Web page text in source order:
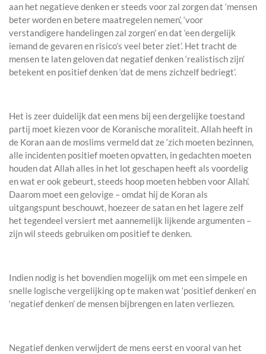
aan het negatieve denken er steeds voor zal zorgen dat ‘mensen
beter worden en betere maatregelen nemen’, ‘voor
verstandigere handelingen zal zorgen’ en dat ‘een dergelijk
iemand de gevaren en risico’s veel beter ziet’. Het tracht de
mensen te laten geloven dat negatief denken ‘realistisch zijn’
betekent en positief denken ‘dat de mens zichzelf bedriegt’.
Het is zeer duidelijk dat een mens bij een dergelijke toestand
partij moet kiezen voor de Koranische moraliteit. Allah heeft in
de Koran aan de moslims vermeld dat ze ‘zich moeten bezinnen,
alle incidenten positief moeten opvatten, in gedachten moeten
houden dat Allah alles in het lot geschapen heeft als voordelig
en wat er ook gebeurt, steeds hoop moeten hebben voor Allah’.
Daarom moet een gelovige – omdat hij de Koran als
uitgangspunt beschouwt, hoezeer de satan en het lagere zelf
het tegendeel versiert met aannemelijk lijkende argumenten –
zijn wil steeds gebruiken om positief te denken.
Indien nodig is het bovendien mogelijk om met een simpele en
snelle logische vergelijking op te maken wat ‘positief denken’ en
‘negatief denken’ de mensen bijbrengen en laten verliezen.
Negatief denken verwijdert de mens eerst en vooral van het